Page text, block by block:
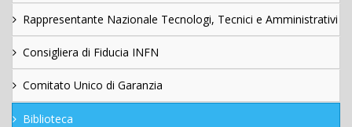
Rappresentante Nazionale Tecnologi, Tecnici e Amministrativi
Consigliera di Fiducia INFN
Comitato Unico di Garanzia
Biblioteca